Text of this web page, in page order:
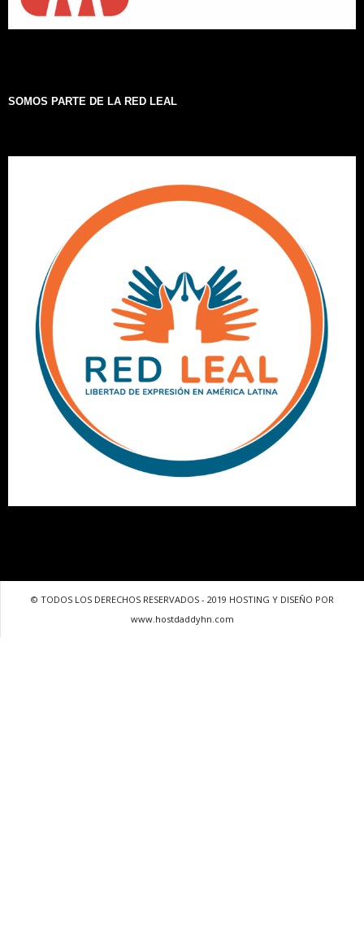
SOMOS PARTE DE LA RED LEAL
© TODOS LOS DERECHOS RESERVADOS - 2019 HOSTING Y DISEÑO POR
www.hostdaddyhn.com